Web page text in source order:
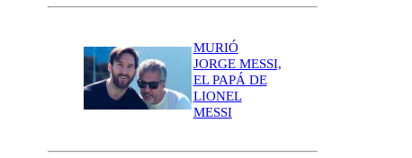
MURIÓ
JORGE MESSI,
EL PAPÁ DE
LIONEL
MESSI